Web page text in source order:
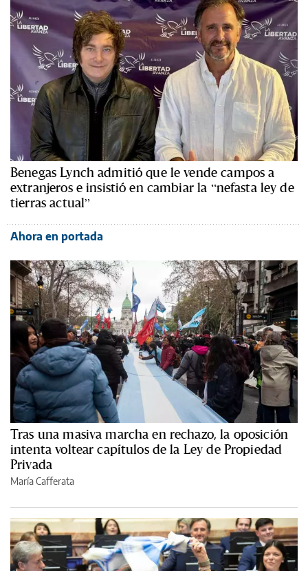
Benegas Lynch admitió que le vende campos a
extranjeros e insistió en cambiar la “nefasta ley de
tierras actual”
Ahora en portada
Tras una masiva marcha en rechazo, la oposición
intenta voltear capítulos de la Ley de Propiedad
Privada
María Cafferata